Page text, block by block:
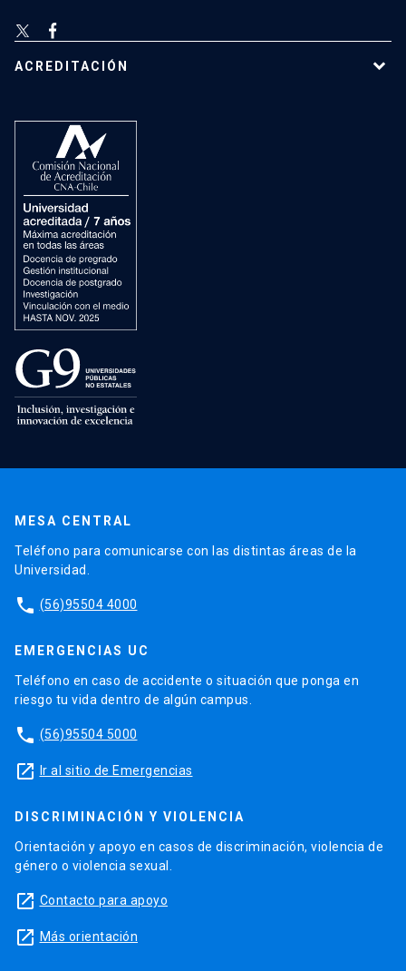
ACREDITACIÓN
MESA CENTRAL
Teléfono para comunicarse con las distintas áreas de la
Universidad.
phone (56)95504 4000
EMERGENCIAS UC
Teléfono en caso de accidente o situación que ponga en
riesgo tu vida dentro de algún campus.
phone (56)95504 5000
launch Ir al sitio de Emergencias
DISCRIMINACIÓN Y VIOLENCIA
Orientación y apoyo en casos de discriminación, violencia de
género o violencia sexual.
launch Contacto para apoyo
launch Más orientación